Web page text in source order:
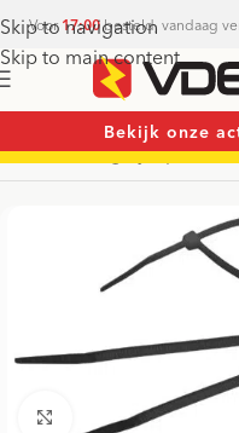
Skip to navigation
Skip to main content
Voor 17:00besteld, vandaag
Bekijk onze
Home/Overig/Tyraps
Vergroten